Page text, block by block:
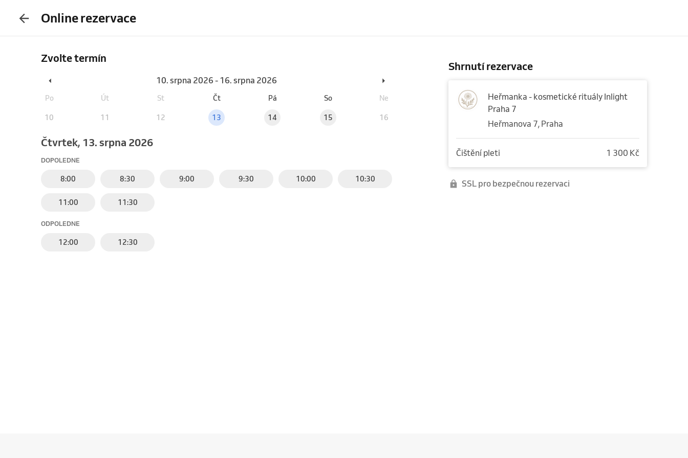
Online rezervace
Zvolte termín
10. srpna 2026 - 16. srpna 2026
Po Út St Čt Pá So Ne
10 11 12 13 14 15 16
čtvrtek, 13. srpna 2026
DOPOLEDNE
8:00 8:30 9:00 9:30 10:00 10:30
11:00 11:30
ODPOLEDNE
12:00 12:30
Shrnutí rezervace
Heřmanka - kosmetické rituály Inlight
Praha 7
Heřmanova 7, Praha
Čištění pleti 1 300 Kč
SSL pro bezpečnou rezervaci